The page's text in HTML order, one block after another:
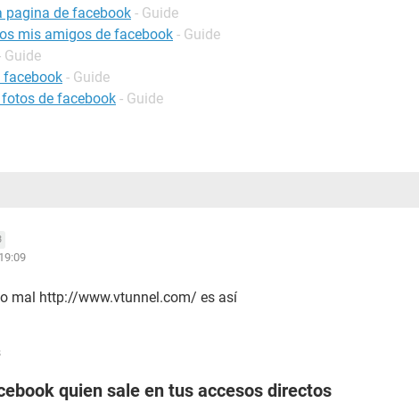
pagina de facebook - Guide
mis amigos de facebook - Guide
Guide
facebook - Guide
de facebook - Guide
mal http://www.vtunnel.com/ es así
quien sale en tus accesos directos